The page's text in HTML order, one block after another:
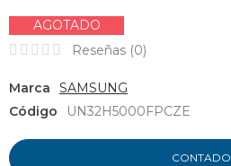
AGOTADO
Reseñas (0)
Marca
SAMSUNG
Código
UN32H5000FPCZE
CONTADO